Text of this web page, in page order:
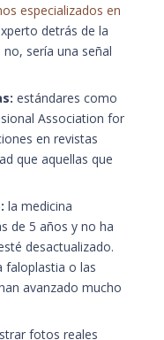
especializados en
detrás de la
sería una señal
estándares como
Association for
en revistas
que aquellas que
la medicina
de 5 años y no ha
desactualizado.
faloplastia o las
avanzado mucho
fotos reales